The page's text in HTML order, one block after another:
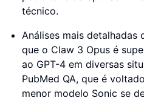
técnico.
Análises mais detalhadas
que o Claw 3 Opus é
ao GPT-4 em diversas
PubMed QA, que é
menor modelo Sonic se